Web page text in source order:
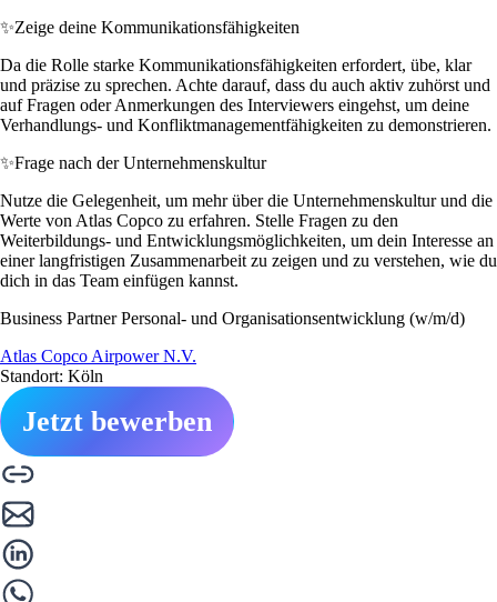
✨Zeige deine Kommunikationsfähigkeiten
Da die Rolle starke Kommunikationsfähigkeiten erfordert, übe, klar
und präzise zu sprechen. Achte darauf, dass du auch aktiv zuhörst und
auf Fragen oder Anmerkungen des Interviewers eingehst, um deine
Verhandlungs- und Konfliktmanagementfähigkeiten zu demonstrieren.
✨Frage nach der Unternehmenskultur
Nutze die Gelegenheit, um mehr über die Unternehmenskultur und die
Werte von Atlas Copco zu erfahren. Stelle Fragen zu den
Weiterbildungs- und Entwicklungsmöglichkeiten, um dein Interesse an
einer langfristigen Zusammenarbeit zu zeigen und zu verstehen, wie du
dich in das Team einfügen kannst.
Business Partner Personal- und Organisationsentwicklung (w/m/d)
Atlas Copco Airpower N.V.
Standort: Köln
Jetzt bewerben